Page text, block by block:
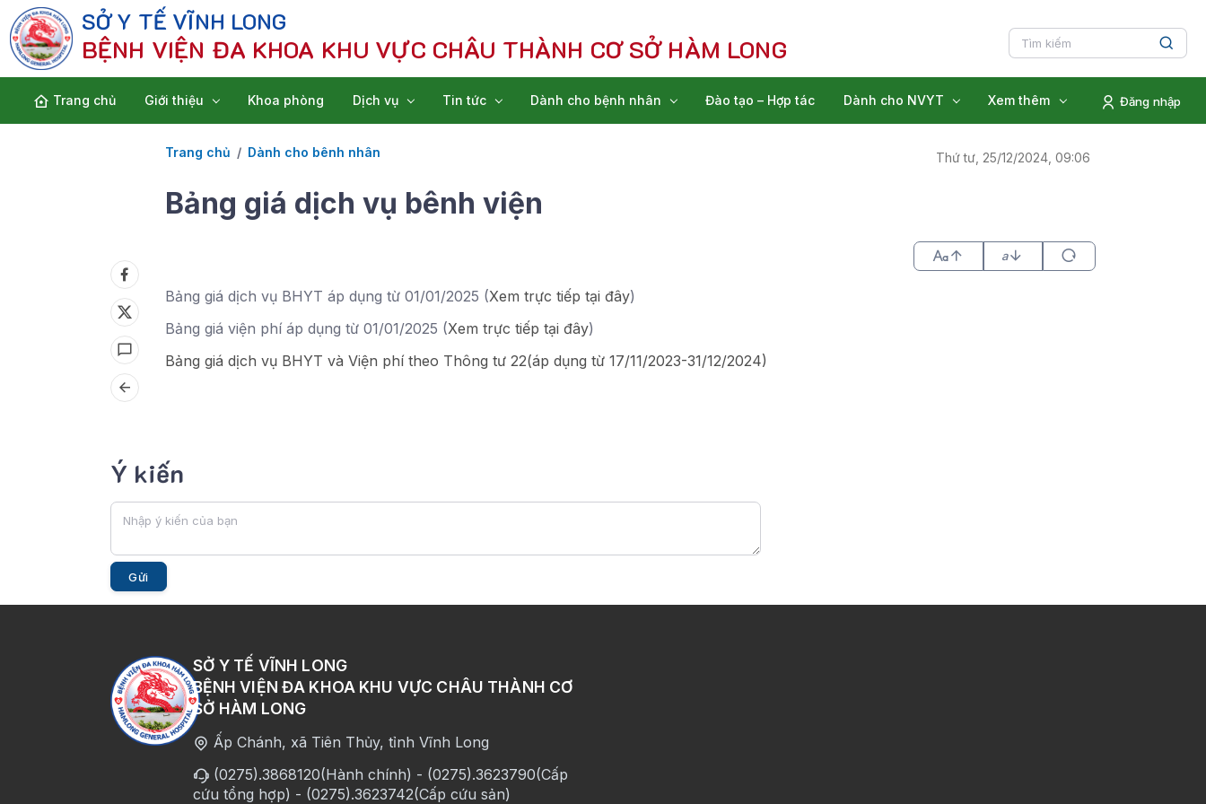
SỞ Y TẾ VĨNH LONG
BỆNH VIỆN ĐA KHOA KHU VỰC CHÂU THÀNH CƠ SỞ HÀM LONG
Trang chủ Giới thiệu Khoa phòng Dịch vụ Tin tức Dành cho bệnh nhân Đào tạo – Hợp tác Dành cho NVYT Xem thêm Đăng nhập
Trang chủ Dành cho bênh nhân Thứ tư, 25/12/2024, 09:06
Bảng giá dịch vụ bênh viện
a
Bảng giá dịch vụ BHYT áp dụng từ 01/01/2025 (Xem trực tiếp tại đây)
Bảng giá viện phí áp dụng từ 01/01/2025 (Xem trực tiếp tại đây)
Bảng giá dịch vụ BHYT và Viện phí theo Thông tư 22(áp dụng từ 17/11/2023-31/12/2024)
Ý kiến
Gửi
SỞ Y TẾ VĨNH LONG
BỆNH VIỆN ĐA KHOA KHU VỰC CHÂU THÀNH CƠ
SỞ HÀM LONG
Ấp Chánh, xã Tiên Thủy, tỉnh Vĩnh Long
(0275).3868120(Hành chính) - (0275).3623790(Cấp
cứu tổng hợp) - (0275).3623742(Cấp cứu sản)